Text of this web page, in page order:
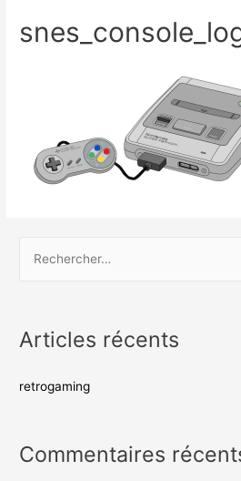
Articles récents
retrogaming
Commentaires